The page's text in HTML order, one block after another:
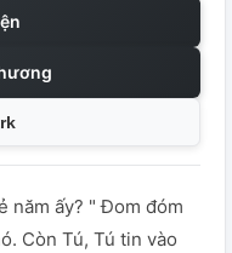
năm ấy? " Đom đóm
Còn Tú, Tú tin vào